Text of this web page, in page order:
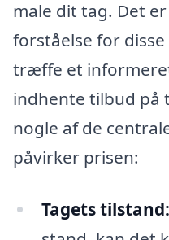
male dit tag. Det
forståelse for
træffe et
indhente tilbud på
nogle af de
påvirker prisen:
Tagets tilstand: